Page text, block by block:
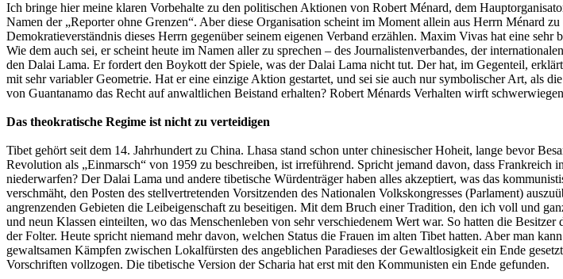
Ich bringe hier meine klaren Vorbehalte zu den politischen Aktionen von Robert Ménard, dem
Namen der „Reporter ohne Grenzen“. Aber diese Organisation scheint im Moment allein aus Herrn Ménard
Demokratieverständnis dieses Herrn gegenüber seinem eigenen Verband erzählen. Maxim Vivas hat eine
Wie dem auch sei, er scheint heute im Namen aller zu sprechen – des Journalistenverbandes, der
den Dalai Lama. Er fordert den Boykott der Spiele, was der Dalai Lama nicht tut. Der hat, im Gegenteil,
mit sehr variabler Geometrie. Hat er eine einzige Aktion gestartet, und sei sie auch nur symbolischer Art, als
von Guantanamo das Recht auf anwaltlichen Beistand erhalten? Robert Ménards Verhalten wirft
Das theokratische Regime ist nicht zu verteidigen
Tibet gehört seit dem 14. Jahrhundert zu China. Lhasa stand schon unter chinesischer Hoheit, lange bevor
Revolution als „Einmarsch“ von 1959 zu beschreiben, ist irreführend. Spricht jemand davon, dass
niederwarfen? Der Dalai Lama und andere tibetische Würdenträger haben alles akzeptiert, was das
verschmäht, den Posten des stellvertretenden Vorsitzenden des Nationalen Volkskongresses (Parlament)
angrenzenden Gebieten die Leibeigenschaft zu beseitigen. Mit dem Bruch einer Tradition, den ich voll und
und neun Klassen einteilten, wo das Menschenleben von sehr verschiedenem Wert war. So hatten die
der Folter. Heute spricht niemand mehr davon, welchen Status die Frauen im alten Tibet hatten. Aber man
gewaltsamen Kämpfen zwischen Lokalfürsten des angeblichen Paradieses der Gewaltlosigkeit ein Ende
Vorschriften vollzogen. Die tibetische Version der Scharia hat erst mit den Kommunisten ein Ende gefunden.